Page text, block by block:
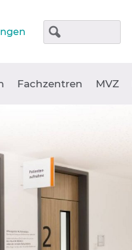
Fachzentren MVZ